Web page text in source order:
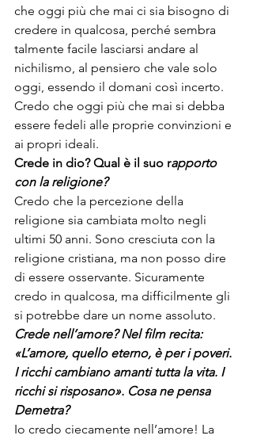
che oggi più che mai ci sia bisogno di
credere in qualcosa, perché sembra
talmente facile lasciarsi andare al
nichilismo, al pensiero che vale solo
oggi, essendo il domani così incerto.
Credo che oggi più che mai si debba
essere fedeli alle proprie convinzioni e
ai propri ideali.
Crede in dio? Qual è il suo rapporto
con la religione?
Credo che la percezione della
religione sia cambiata molto negli
ultimi 50 anni. Sono cresciuta con la
religione cristiana, ma non posso dire
di essere osservante. Sicuramente
credo in qualcosa, ma difficilmente gli
si potrebbe dare un nome assoluto.
Crede nell’amore? Nel film recita:
«L’amore, quello eterno, è per i poveri.
I ricchi cambiano amanti tutta la vita. I
ricchi si risposano». Cosa ne pensa
Demetra?
Io credo ciecamente nell’amore! La